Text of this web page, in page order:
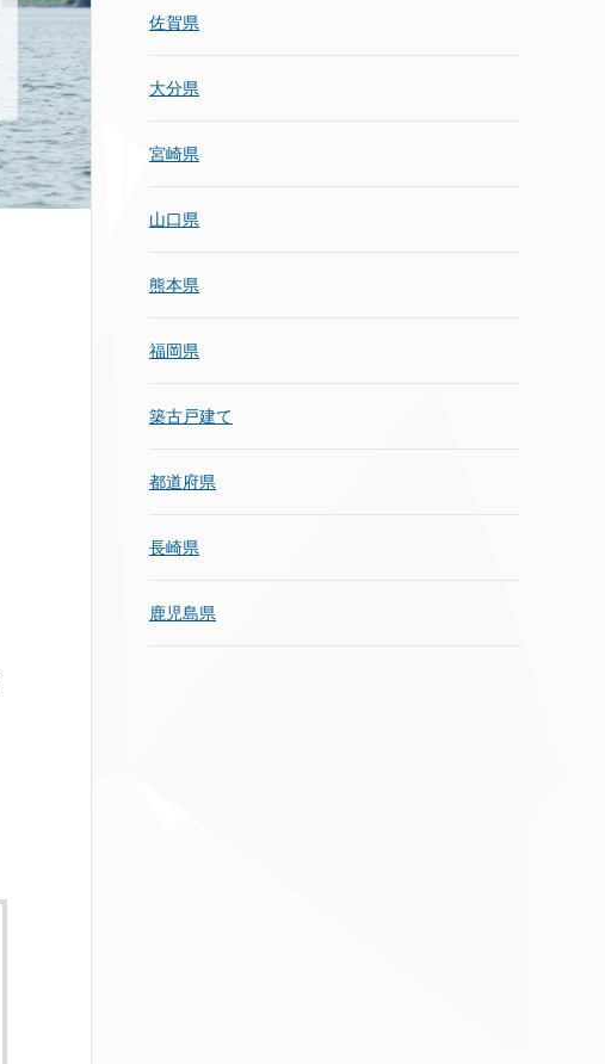
佐賀県
大分県
宮崎県
山口県
熊本県
福岡県
築古戸建て
都道府県
長崎県
鹿児島県